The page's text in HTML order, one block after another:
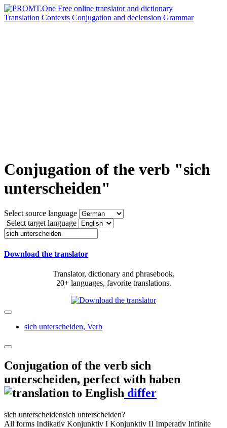
Translation Contexts Conjugation and declension Grammar
Conjugation of the verb "sich
unterscheiden"
Select source language
Select target language
Download the translator
Translator, dictionary and phrasebook,
20+ languages, favorite translations.
sich unterscheiden, Verb
Conjugation of the verb sich
unterscheiden, perfect with haben
differ
sich unterscheidensich unterscheiden?
All forms Indikativ Konjunktiv I Konjunktiv II Imperativ Infinite